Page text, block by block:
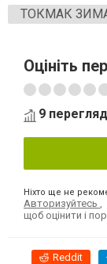
ТОКМАК
Оцініть
9
Ніхто ще не
Авторизуйтесь
щоб оцінити і
Reddit